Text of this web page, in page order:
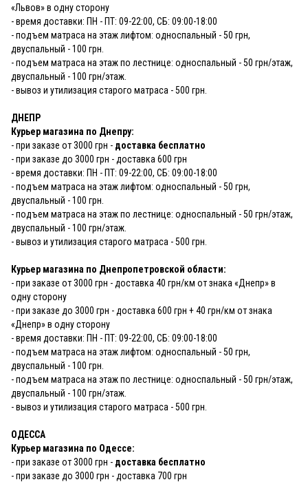
«Львов» в одну сторону
- время доставки: ПН - ПТ: 09-22:00, СБ: 09:00-18:00
- подъем матраса на этаж лифтом: односпальный - 50 грн,
двуспальный - 100 грн.
- подъем матраса на этаж по лестнице: односпальный - 50 грн/этаж,
двуспальный - 100 грн/этаж.
- вывоз и утилизация старого матраса - 500 грн.
ДНЕПР
Курьер магазина по Днепру:
- при заказе от 3000 грн - доставка бесплатно
- при заказе до 3000 грн - доставка 600 грн
- время доставки: ПН - ПТ: 09-22:00, СБ: 09:00-18:00
- подъем матраса на этаж лифтом: односпальный - 50 грн,
двуспальный - 100 грн.
- подъем матраса на этаж по лестнице: односпальный - 50 грн/этаж,
двуспальный - 100 грн/этаж.
- вывоз и утилизация старого матраса - 500 грн.
Курьер магазина по Днепропетровской области:
- при заказе от 3000 грн - доставка 40 грн/км от знака «Днепр» в
одну сторону
- при заказе до 3000 грн - доставка 600 грн + 40 грн/км от знака
«Днепр» в одну сторону
- время доставки: ПН - ПТ: 09-22:00, СБ: 09:00-18:00
- подъем матраса на этаж лифтом: односпальный - 50 грн,
двуспальный - 100 грн.
- подъем матраса на этаж по лестнице: односпальный - 50 грн/этаж,
двуспальный - 100 грн/этаж.
- вывоз и утилизация старого матраса - 500 грн.
ОДЕССА
Курьер магазина по Одессе:
- при заказе от 3000 грн - доставка бесплатно
- при заказе до 3000 грн - доставка 700 грн